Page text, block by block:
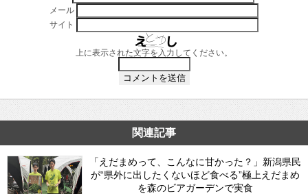
メール
サイト
上に表示された文字を入力してください。
関連記事
「えだまめって、こんなに甘かった？」新潟県民
が“県外に出したくないほど食べる”極上えだまめ
を森のビアガーデンで実食